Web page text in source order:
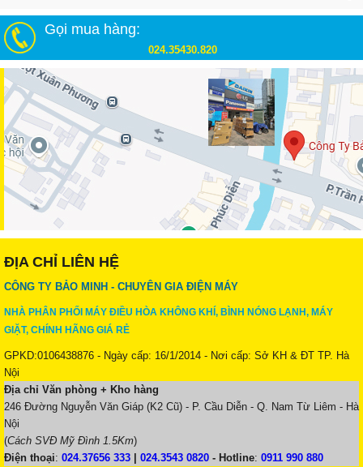
Gọi mua hàng:
024.35430.820
ĐỊA CHỈ LIÊN HỆ
CÔNG TY BẢO MINH - CHUYÊN GIA ĐIỆN MÁY
NHÀ PHÂN PHỐI MÁY ĐIỀU HÒA KHÔNG KHÍ, BÌNH NÓNG LẠNH, MÁY
GIẶT, CHÍNH HÃNG GIÁ RẺ
GPKD:0106438876 - Ngày cấp: 16/1/2014 - Nơi cấp: Sở KH & ĐT TP. Hà
Nội
Địa chỉ Văn phòng + Kho hàng
246 Đường Nguyễn Văn Giáp (K2 Cũ) - P. Cầu Diễn - Q. Nam Từ Liêm - Hà
Nội
(Cách SVĐ Mỹ Đình 1.5Km)
Điện thoại: 024.37656 333 024.3543 0820 - Hotline: 0911 990 880